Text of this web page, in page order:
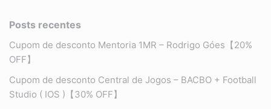
Posts recentes
Cupom de desconto Mentoria 1MR – Rodrigo Góes【20%
OFF】
Cupom de desconto Central de Jogos – BACBO + Football
Studio ( IOS )【30% OFF】